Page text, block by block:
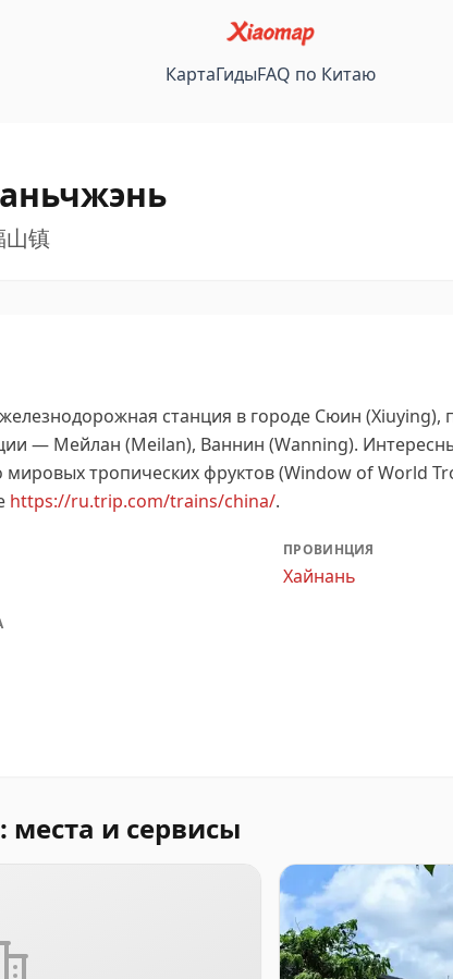
КартаГидыFAQ по Китаю
镇
станция в городе Сюин (Xiuying),
— Мейлан (Meilan), Ваннин (Wanning).
тропических фруктов (Window of World
https://ru.trip.com/trains/china/.
ПРОВИНЦИЯ
Хайнань
места и сервисы